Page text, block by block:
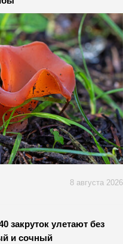
8 августа 2026
закруток улетают без
и сочный